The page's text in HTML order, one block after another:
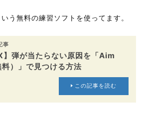
う無料の練習ソフトを使ってます。
事
】弾が当たらない原因を「Aim
）」で見つける方法
この記事を読む